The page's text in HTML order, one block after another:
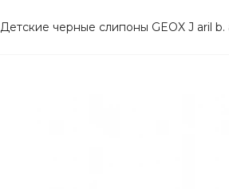
Детские черные слипоны GEOX J aril